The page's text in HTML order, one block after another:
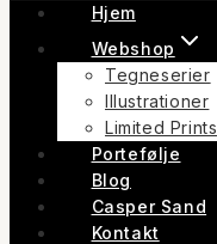
Hjem
Webshop
Tegneserier
Illustrationer
Limited Prints
Portefølje
Blog
Casper Sand
Kontakt